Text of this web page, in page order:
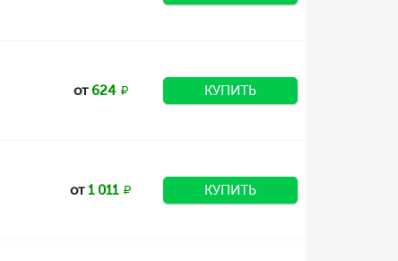
от624 КУПИТЬ
от1 011 КУПИТЬ